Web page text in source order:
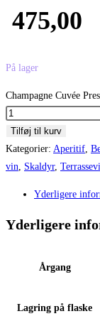
475,00
På lager
Champagne Cuvée
Tilføj til kurv
Kategorier: Aperitif
vin
Skaldyr,
Yderligere
Yderligere
Årgang
Lagring på flaske